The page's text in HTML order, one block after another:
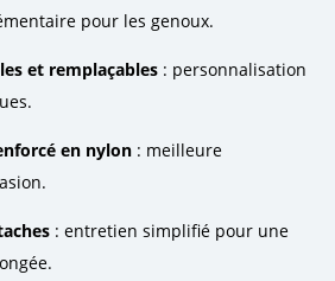
pour les genoux.
et remplaçables : personnalisation
en nylon : meilleure
: entretien simplifié pour une